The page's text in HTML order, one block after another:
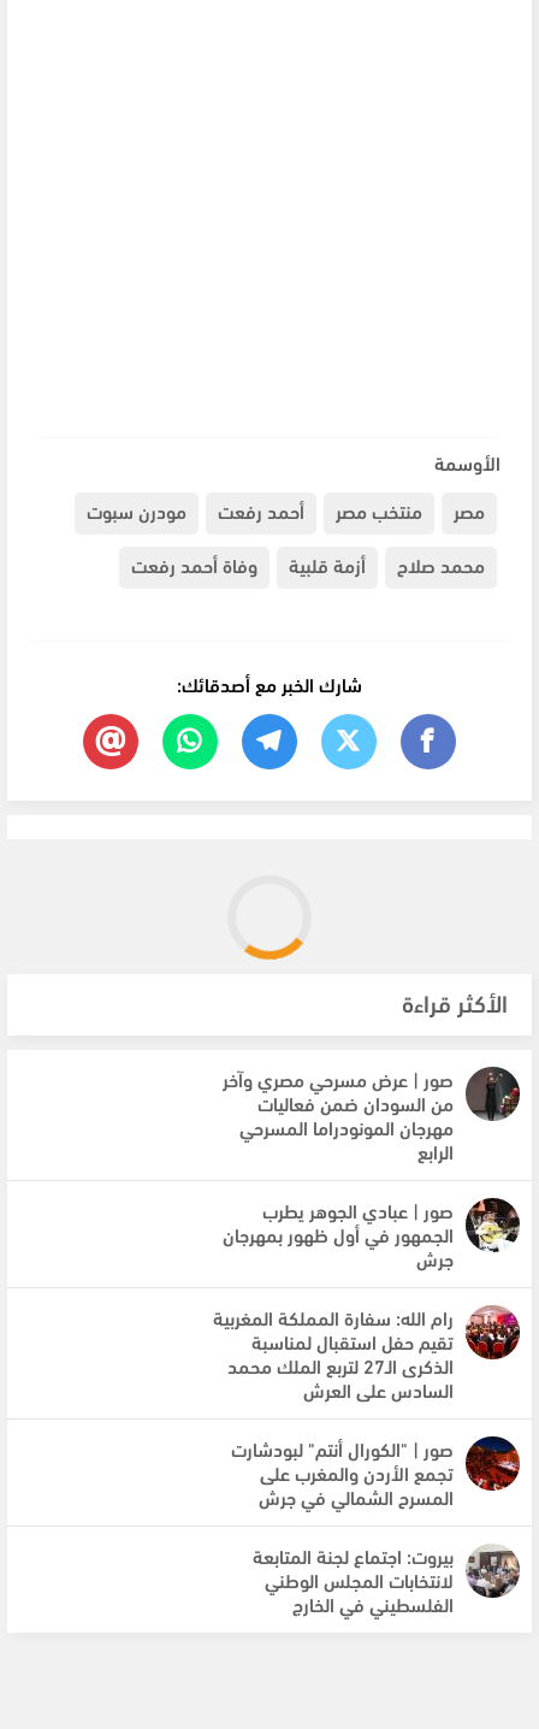
الأوسمة
مصر
منتخب مصر أحمد رفعت
مودرن سبوت
محمد صلاح
أزمة قلبية وفاة أحمد رفعت
شارك الخبر مع أصدقائك:
الأكثر قراءة
صور | عرض مسرحي مصري وآخر
من السودان ضمن فعاليات
مهرجان المونودراما المسرحي
الرابع
صور | عبادي الجوهر يطرب
الجمهور في أول ظهور بمهرجان
جرش
رام الله: سفارة المملكة المغربية
تقيم حفل استقبال لمناسبة
الذكرى الـ27 لتربع الملك محمد
السادس على العرش
صور | "الكورال أنتم" لبودشارت
تجمع الأردن والمغرب على
المسرح الشمالي في جرش
بيروت: اجتماع لجنة المتابعة
لانتخابات المجلس الوطني
الفلسطيني في الخارج